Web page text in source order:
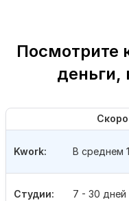
Посмотрите
деньги,
Студии: 7 - 30 дней
Kwork: В среднем